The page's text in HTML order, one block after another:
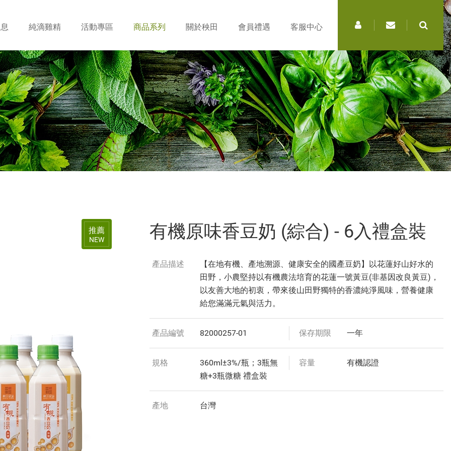
純滴雞精 活動專區 商品系列 關於秧田 會員禮遇 客服中心
推薦
NEW 有機原味香豆奶 (綜合) - 6入禮盒裝
產品描述
【在地有機、產地溯源、健康安全的國產豆奶】以花蓮好山好水的
田野，小農堅持以有機農法培育的花蓮一號黃豆(非基因改良黃豆)，
以友善大地的初衷，帶來後山田野獨特的香濃純淨風味，營養健康
給您滿滿元氣與活力。
產品編號 82000257-01 保存期限 一年
規格
360ml±3%/瓶；3瓶無
糖+3瓶微糖 禮盒裝
容量 有機認證
產地 台灣